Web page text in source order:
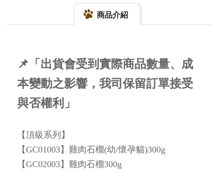
商品介紹
📌「出貨會受到實際商品數量、成
本變動之影響，我司保留訂單接受
與否權利」
【頂級系列】
【GC01003】雞肉石榴(幼/懷孕貓)300g
【GC02003】雞肉石榴300g